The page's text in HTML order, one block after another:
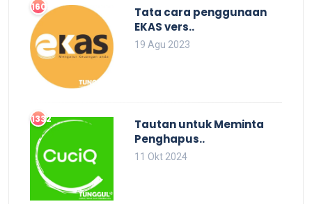
1609
Tata cara penggunaan
EKAS vers..
19 Agu 2023
1332
Tautan untuk Meminta
Penghapus..
11 Okt 2024